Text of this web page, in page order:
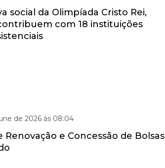
social da Olimpíada Cristo Rei,
com 18 instituições
de 2026 às 08:04
Renovação e Concessão de Bolsas